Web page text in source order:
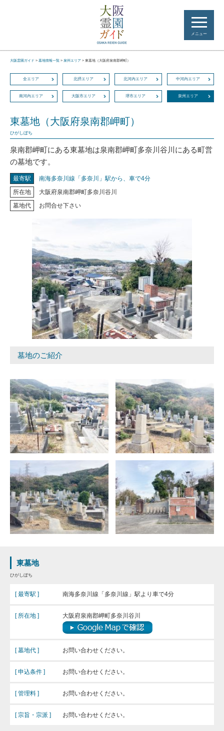
メニュー
大阪霊園ガイド > 墓地情報一覧 > 泉州エリア > 東墓地（大阪府泉南郡岬町）
全エリア 北摂エリア 北河内エリア 中河内エリア
南河内エリア 大阪市エリア 堺市エリア 泉州エリア
東墓地（大阪府泉南郡岬町）
ひがしぼち
泉南郡岬町にある東墓地は泉南郡岬町多奈川谷川にある町営
の墓地です。
最寄駅
南海多奈川線「多奈川」駅から、車で4分
所在地
大阪府泉南郡岬町多奈川谷川
墓地代
お問合せ下さい
墓地のご紹介
東墓地
ひがしぼち
[ 最寄駅 ] 南海多奈川線「多奈川線」駅より車で4分
[ 所在地 ] 大阪府泉南郡岬町多奈川谷川
[ 墓地代 ] お問い合わせください。
[ 申込条件 ] お問い合わせください。
[ 管理料 ] お問い合わせください。
[ 宗旨・宗派 ] お問い合わせください。